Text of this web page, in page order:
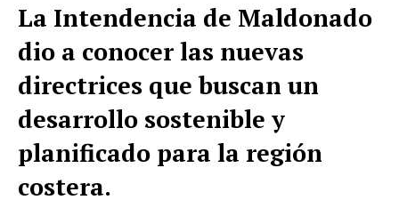
La Intendencia de Maldonado
dio a conocer las nuevas
directrices que buscan un
desarrollo sostenible y
planificado para la región
costera.